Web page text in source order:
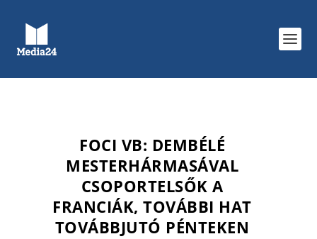
FOCI VB: DEMBÉLÉ
MESTERHÁRMASÁVAL
CSOPORTELSŐK A
FRANCIÁK, TOVÁBBI HAT
TOVÁBBJUTÓ PÉNTEKEN